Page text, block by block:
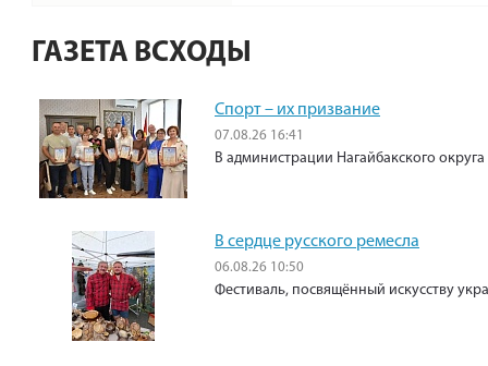
ГАЗЕТА ВСХОДЫ
Спорт – их призвание
07.08.26 16:41
В администрации Нагайбакского
В сердце русского ремесла
06.08.26 10:50
Фестиваль, посвящённый искусству